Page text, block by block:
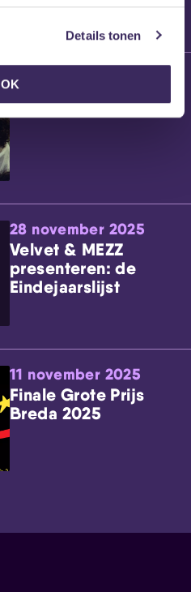
Details tonen
OK24 maart 2026
Willem’s Blog: Ão
28 november 2025
Velvet & MEZZ
presenteren: de
Eindejaarslijst
11 november 2025
Finale Grote Prijs
Breda 2025